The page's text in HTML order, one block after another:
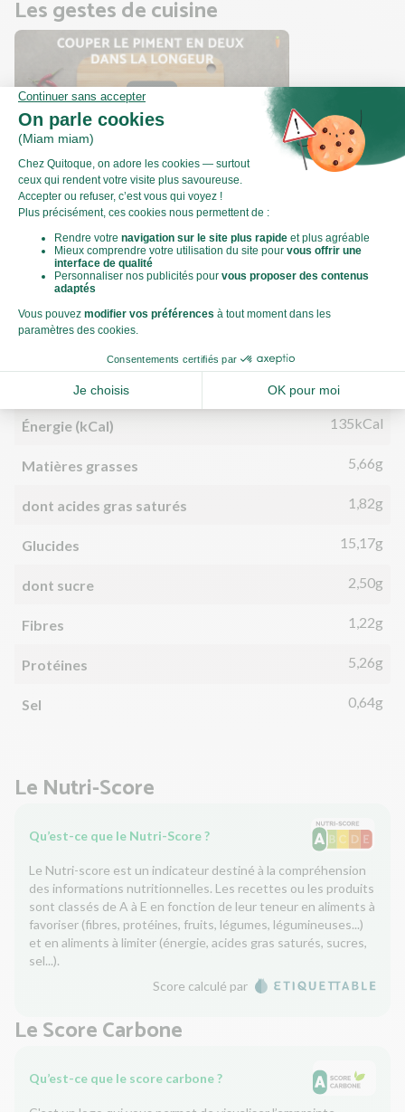
Les gestes de cuisine
Comment émincer le piment oiseau ?
Valeurs nutritionnelles
Par personne
Énergie (kJ)
Énergie (kCal) 135kCal
Matières grasses 5,66g
dont acides gras saturés 1,82g
Glucides 15,17g
dont sucre 2,50g
Fibres 1,22g
Protéines 5,26g
Sel 0,64g
Le Nutri-Score
Qu’est-ce que le Nutri-Score ?
Le Nutri-score est un indicateur destiné à la compréhension
des informations nutritionnelles. Les recettes ou les produits
sont classés de A à E en fonction de leur teneur en aliments à
favoriser (fibres, protéines, fruits, légumes, légumineuses...)
et en aliments à limiter (énergie, acides gras saturés, sucres,
sel...).
Score calculé par
Le Score Carbone
Qu’est-ce que le score carbone ?